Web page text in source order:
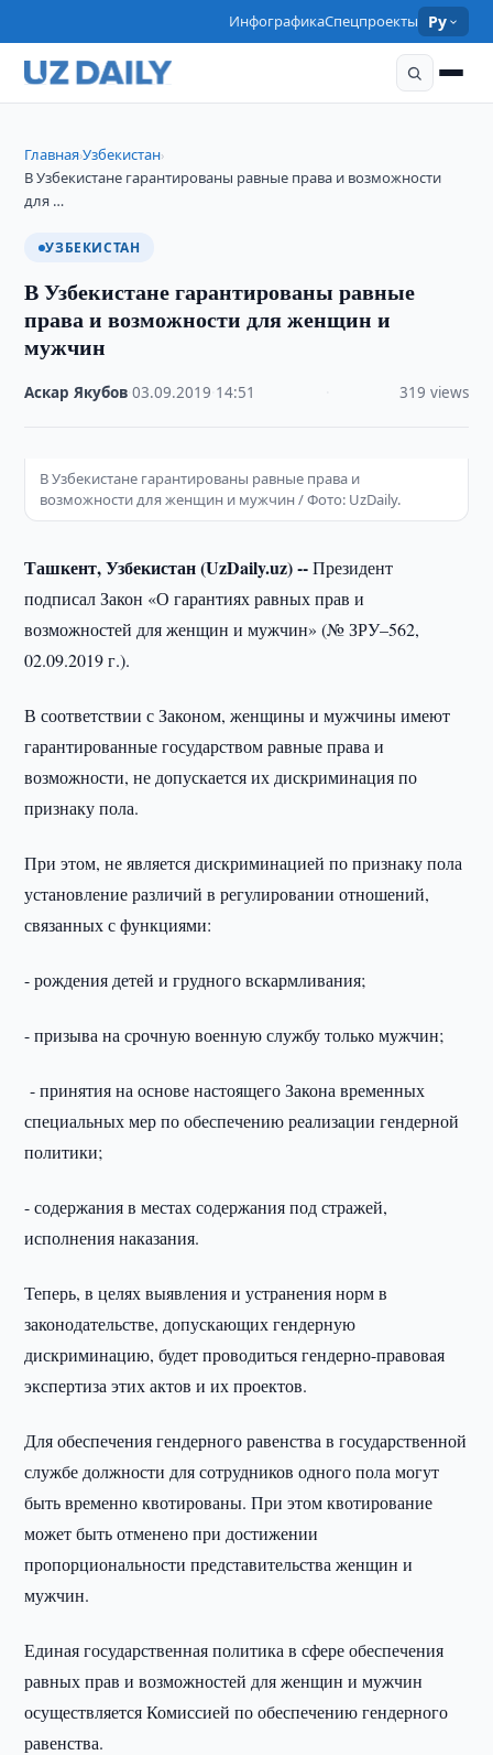
ИнфографикаСпецпроекты Ру
Главная›Узбекистан›
В Узбекистане гарантированы равные права и возможности
для …
УЗБЕКИСТАН
В Узбекистане гарантированы равные
права и возможности для женщин и
мужчин
Аскар Якубов ·03.09.2019 14:51 319 views
В Узбекистане гарантированы равные права и
возможности для женщин и мужчин / Фото: UzDaily.
Ташкент, Узбекистан (UzDaily.uz) --Президент
подписал Закон «О гарантиях равных прав и
возможностей для женщин и мужчин» (№ ЗРУ–562,
02.09.2019 г.).
В соответствии с Законом, женщины и мужчины имеют
гарантированные государством равные права и
возможности, не допускается их дискриминация по
признаку пола.
При этом, не является дискриминацией по признаку пола
установление различий в регулировании отношений,
связанных с функциями:
- рождения детей и грудного вскармливания;
- призыва на срочную военную службу только мужчин;
- принятия на основе настоящего Закона временных
специальных мер по обеспечению реализации гендерной
политики;
- содержания в местах содержания под стражей,
исполнения наказания.
Теперь, в целях выявления и устранения норм в
законодательстве, допускающих гендерную
дискриминацию, будет проводиться гендерно-правовая
экспертиза этих актов и их проектов.
Для обеспечения гендерного равенства в государственной
службе должности для сотрудников одного пола могут
быть временно квотированы. При этом квотирование
может быть отменено при достижении
пропорциональности представительства женщин и
мужчин.
Единая государственная политика в сфере обеспечения
равных прав и возможностей для женщин и мужчин
осуществляется Комиссией по обеспечению гендерного
равенства.